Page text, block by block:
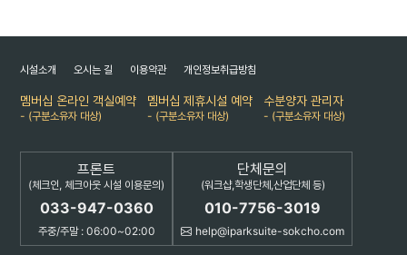
시설소개 오시는 길 이용약관 개인정보취급방침
멤버십 온라인 객실예약
- (구분소유자 대상)
멤버십 제휴시설 예약
- (구분소유자 대상)
수분양자 관리자
- (구분소유자 대상)
프론트
(체크인, 체크아웃 시설 이용문의)
033-947-0360
주중/주말 : 06:00~02:00
단체문의
(워크샵,학생단체,산업단체 등)
010-7756-3019
help@iparksuite-sokcho.com